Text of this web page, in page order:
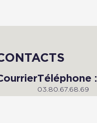
Téléphone :
03.80.67.68.69